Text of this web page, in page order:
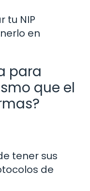
tu NIP
en
para
que el
tener sus
de